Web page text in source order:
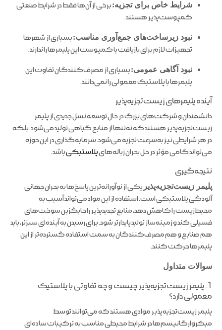
شرایط خاص برای تجزیه:برخی از آن‌ها فقط در شرایط صنعتی
کمپوست‌پذیر هستند.
نبود زیرساخت‌های جمع‌آوری مناسب:بسیاری از شهرها
تجهیزات لازم برای بازیافت یا کمپوست این پلیمرها را ندارند.
نبود آگاهی عمومی:بسیاری از مصرف‌کنندگان تفاوت این
پلیمرها با پلاستیک معمولی را نمی‌دانند.
آینده پلیمرهای زیست‌تجزیه‌پذیر
دانشمندان و شرکت‌های بزرگ در حال توسعه نسل جدیدی از پلیمر
زیست‌تجزیه‌پذیر هستند که نه‌تنها از منابع گیاهی تولید می‌شود، بلکه
در هر شرایطی نیز به‌سرعت تجزیه می‌شود. سرمایه‌گذاری در این حوزه
می‌تواند گامی مؤثر در حل بحران زباله‌هایپلاستیکیباشد.
نتیجه‌گیری
پلیمر زیست‌تجزیه‌پذیر یکی از نوآورانه‌ترین پاسخ‌ها به بحران جهانی
آلودگی پلاستیکی است. استفاده از این مواد می‌تواند آسیب به
محیط‌زیست را کاهش دهد، منابع تجدیدپذیر را جایگزین سوخت‌های
فسیلی کند و زمینه‌ساز تولید پایدارتر شود. برای رسیدن به آینده‌ای سبزتر، باید
هم صنایع و هم مصرف‌کنندگان به سمت استفاده گسترده‌تر از این
پلیمرها حرکت کنند.
سوالات متداول
1. پلیمر زیست‌تجزیه‌پذیر چیست و چه تفاوتی با پلاستیک
معمولی دارد؟
پلیمر زیست‌تجزیه‌پذیر موادی هستند که می‌توانند توسط
میکروارگانیسم‌ها در شرایط محیطی مناسب به ترکیبات ساده‌ای